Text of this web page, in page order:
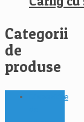
Categorii
de
produse
Dispozitive